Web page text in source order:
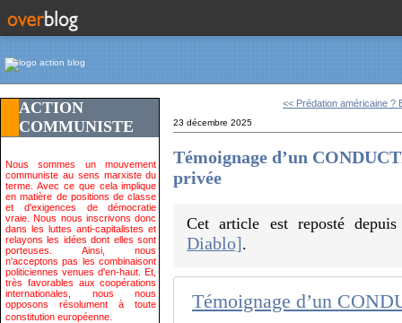
ACTION
COMMUNISTE
Nous sommes un mouvement
communiste au sens marxiste du
terme. Avec ce que cela implique
en matière de positions de classe
et d'exigences de démocratie
vraie. Nous nous inscrivons donc
dans les luttes anti-capitalistes et
relayons les idées dont elles sont
porteuses. Ainsi, nous
n'acceptons pas les combinaisont
politiciennes venues d'en-haut. Et,
très favorables aux coopérations
internationales, nous nous
opposons résolument à toute
constitution européenne.
<< Prédation américaine ?
23 décembre 2025
Témoignage d’un
privée
Cet article est reposté
Diablo].